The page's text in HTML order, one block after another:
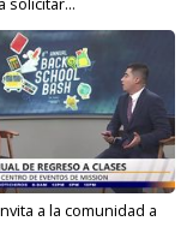
a la comunidad a